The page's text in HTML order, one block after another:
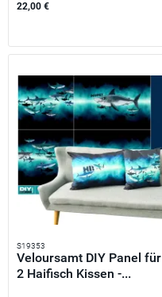
22,00 €
S19353
Veloursamt DIY Panel für
2 Haifisch Kissen -...